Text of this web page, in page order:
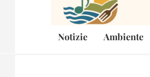
Notizie Ambiente